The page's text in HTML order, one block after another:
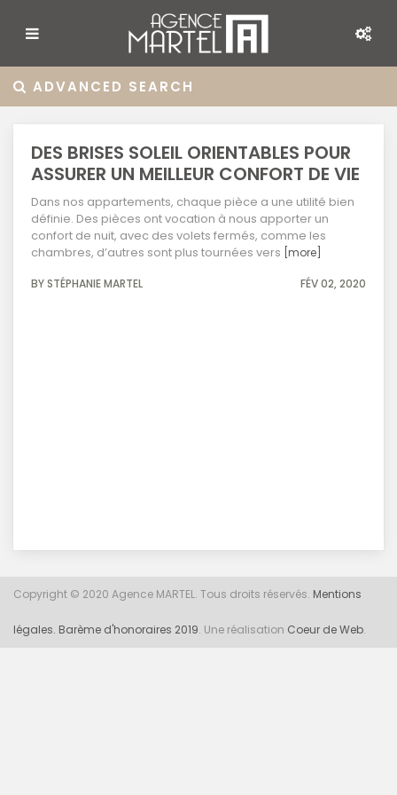
ADVANCED SEARCH
DES BRISES SOLEIL ORIENTABLES POUR
ASSURER UN MEILLEUR CONFORT DE VIE
Dans nos appartements, chaque pièce a une utilité bien
définie. Des pièces ont vocation à nous apporter un
confort de nuit, avec des volets fermés, comme les
chambres, d’autres sont plus tournées vers [more]
BY STÉPHANIE MARTEL FÉV 02, 2020
Copyright © 2020 Agence MARTEL. Tous droits réservés. Mentions
légales. Barème d'honoraires 2019. Une réalisation Coeur de Web.